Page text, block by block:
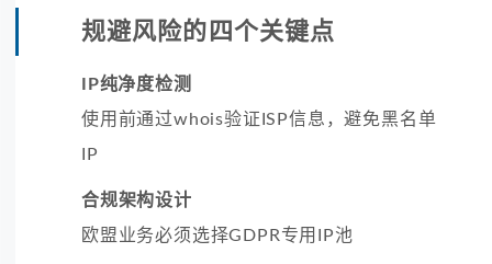
规避风险的四个关键点
IP纯净度检测
使用前通过whois验证ISP信息，避免黑名单
IP
合规架构设计
欧盟业务必须选择GDPR专用IP池